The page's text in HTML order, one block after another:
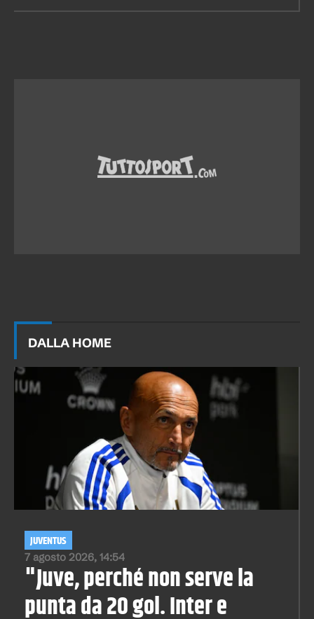
DALLA HOME
7 agosto 2026, 14:54
JUVENTUS
"Juve, perché non serve la
punta da 20 gol. Inter e